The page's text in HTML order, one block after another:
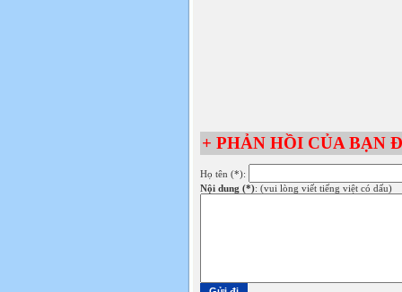
+ PHẢN HỒI CỦA BẠN
Họ tên (*):
Nội dung (*): (vui lòng viết tiếng việt có dấu)